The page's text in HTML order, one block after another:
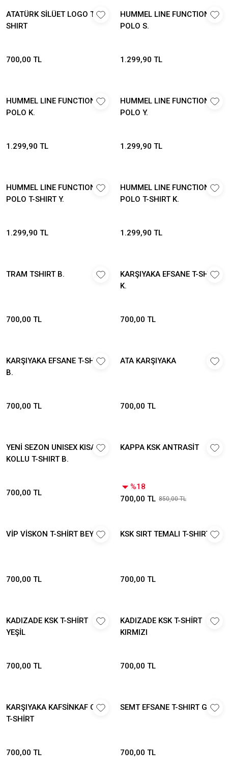
ATATÜRK SİLÜET LOGO T-
SHIRT
700,00 TL
HUMMEL LINE FUNCTIONAL
POLO S.
1.299,90 TL
HUMMEL LINE FUNCTIONAL
POLO K.
1.299,90 TL
HUMMEL LINE FUNCTIONAL
POLO Y.
1.299,90 TL
HUMMEL LINE FUNCTIONAL
POLO T-SHIRT Y.
1.299,90 TL
HUMMEL LINE FUNCTIONAL
POLO T-SHIRT K.
1.299,90 TL
TRAM TSHIRT B.
700,00 TL
KARŞIYAKA EFSANE T-SHİRT
K.
700,00 TL
KARŞIYAKA EFSANE T-SHİRT
B.
700,00 TL
ATA KARŞIYAKA
700,00 TL
YENİ SEZON UNISEX KISA
KOLLU T-SHIRT B.
700,00 TL
KAPPA KSK ANTRASİT
%18
700,00 TL 850,00 TL
VİP VİSKON T-SHİRT BEYAZ
700,00 TL
KSK SIRT TEMALI T-SHIRT B.
700,00 TL
KADIZADE KSK T-SHİRT
YEŞİL
700,00 TL
KADIZADE KSK T-SHİRT
KIRMIZI
700,00 TL
KARŞIYAKA KAFSİNKAF GRİ
T-SHİRT
700,00 TL
SEMT EFSANE T-SHIRT GRİ
700,00 TL